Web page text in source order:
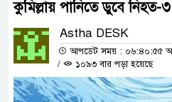
কুমিল্লায় পানিতে ডুবে নিহত-৩
Astha DESK
আপডেট সময় : ০৬:৪০:৫৫
/
১০৯৩ বার পড়া হয়েছে